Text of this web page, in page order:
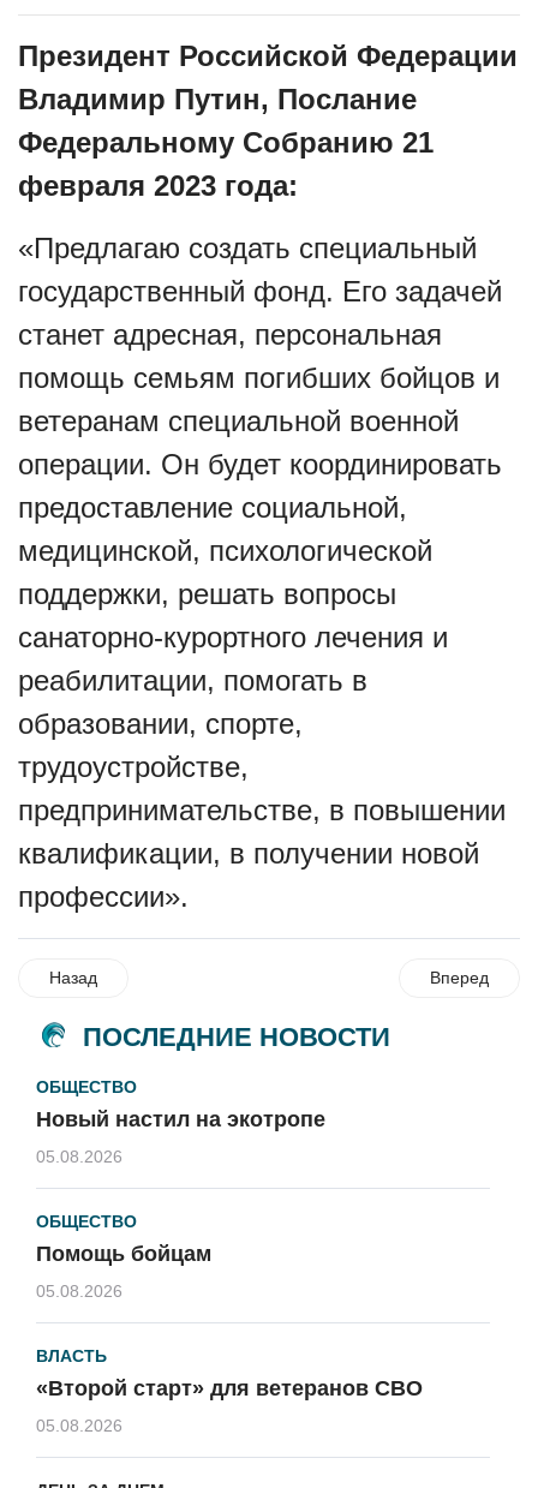
Президент Российской Федерации
Владимир Путин, Послание
Федеральному Собранию 21
февраля 2023 года:
«Предлагаю создать специальный
государственный фонд. Его задачей
станет адресная, персональная
помощь семьям погибших бойцов и
ветеранам специальной военной
операции. Он будет координировать
предоставление социальной,
медицинской, психологической
поддержки, решать вопросы
санаторно-курортного лечения и
реабилитации, помогать в
образовании, спорте,
трудоустройстве,
предпринимательстве, в повышении
квалификации, в получении новой
профессии».
Назад Вперед
ПОСЛЕДНИЕ НОВОСТИ
ОБЩЕСТВО
Новый настил на экотропе
05.08.2026
ОБЩЕСТВО
Помощь бойцам
05.08.2026
ВЛАСТЬ
«Второй старт» для ветеранов СВО
05.08.2026